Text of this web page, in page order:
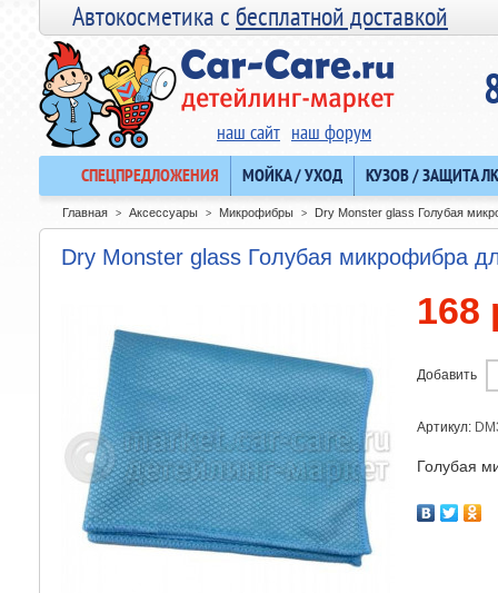
Автокосметика сбесплатной доставкой
наш сайт наш форум
СПЕЦПРЕДЛОЖЕНИЯ МОЙКА / УХОД КУЗОВ / ЗАЩИТА
Главная > Аксессуары > Микрофибры > Dry Monster glass Голубая
Dry Monster glass Голубая микрофибра
168
Добавить
Артикул:
Голубая